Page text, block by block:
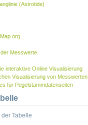
(Astrotide)
Messwerte
interaktive Online Visualisierung
Visualisierung von Messwerten
für Pegelstammdatenseiten
Tabelle